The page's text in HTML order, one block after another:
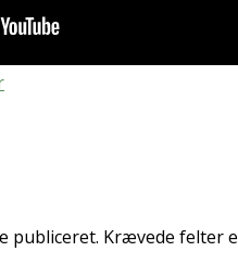
publiceret. Krævede felter